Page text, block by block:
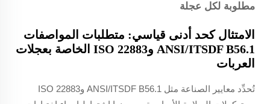
مطلوبة لكل عجلة
الامتثال كحد أدنى قياسي: متطلبات المواصفات
ANSI/ITSDF B56.1 وISO 22883 الخاصة بعجلات
العربات
تُحدِّد معايير الصناعة مثل ANSI/ITSDF B56.1 وISO 22883